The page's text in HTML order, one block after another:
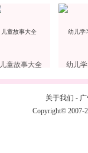
儿童故事大全 幼儿
关于我们 -
Copyright© 2007-